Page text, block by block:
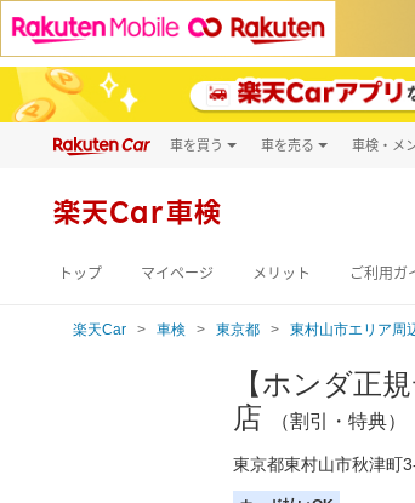
車を買う
新車
車を売る 車検・メ
楽天Car車検
トップ マイページ メリット ご利用ガ
楽天Car 車検 東京都 東村山市エリア周
【ホンダ正
店
（割引・特典）
東京都東村山市秋津町